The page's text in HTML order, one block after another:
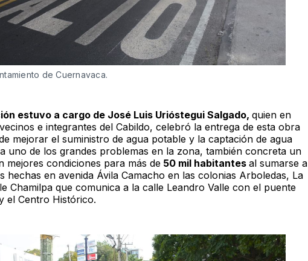
de Cuernavaca.
estuvo a cargo de José Luis Urióstegui Salgado, quien en
e integrantes del Cabildo, celebró la entrega de esta obra
mejorar el suministro de agua potable y la captación de agua
uno de los grandes problemas en la zona, también concreta un
mejores condiciones para más de50 mil habitantes al sumarse a
hechas en avenida Ávila Camacho en las colonias Arboledas, La
Chamilpa que comunica a la calle Leandro Valle con el puente
el Centro Histórico.